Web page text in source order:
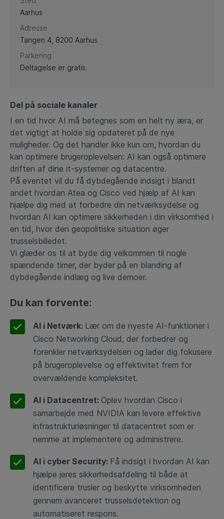
I en tid hvor AI må betegnes som en helt ny æra, er
det vigtigt at holde sig opdateret på de nye
muligheder. Og det handler ikke kun om, hvordan du
kan optimere brugeroplevelsen: AI kan også optimere
driften af dine it-systemer og datacentre.
På eventet vil du få dybdegående indsigt i blandt
andet hvordan Atea og Cisco ved hjælp af AI kan
hjælpe dig med at forbedre din netværksydelse og
hvordan AI kan optimere sikkerheden i din virksomhed i
en tid, hvor den geopolitiske situation øger
trusselsbilledet.
Vi glæder os til at byde dig velkommen til nogle
spændende timer, der byder på en blanding af
dybdegående indlæg og live demoer.
Du kan forvente:
AI i Netværk: Lær om de nyeste AI-funktioner i
Cisco Networking Cloud, der forbedrer og
forenkler netværksydelsen og lader dig fokusere
på brugeroplevelse og effektivitet frem for
overvældende kompleksitet.
AI i Datacentret: Oplev hvordan Cisco i
samarbejde med NVIDIA kan levere effektive
infrastrukturløsninger til datacentret som er
nemme at implementere og administrere.
AI i cyber Security: Få indsigt i hvordan AI kan
hjælpe jeres sikkerhedsafdeling til både at
identificere trusler og beskytte virksomheden
gennem avanceret trusselsdetektion og
automatiseret respons.
Aarhus
Adresse
Tangen 4, 8200 Aarhus
Parkering
Deltagelse er gratis.
Del på sociale kanaler